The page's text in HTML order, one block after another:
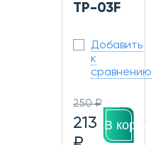
TP-03F
Добавить
к
сравнению
250 ₽
213 В